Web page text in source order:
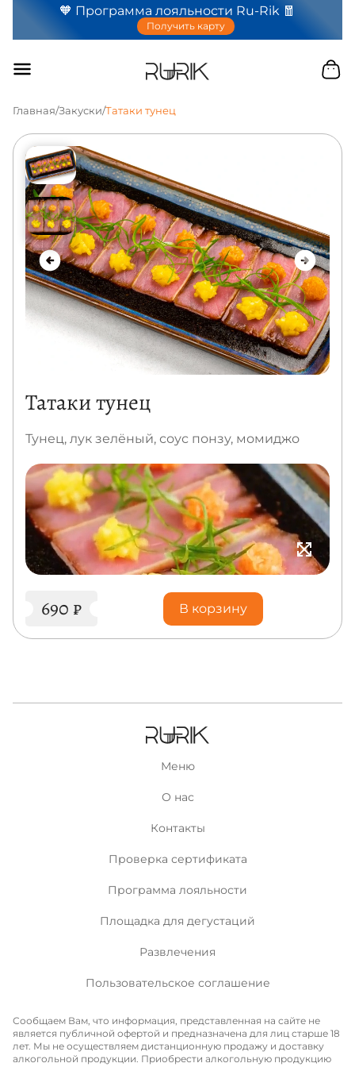
🧡 Программа лояльности Ru-Rik 🧧
Получить карту
Главная/Закуски/Татаки тунец
Татаки тунец
Тунец, лук зелёный, соус понзу, момиджо
690 ₽ В корзину
Меню
О нас
Контакты
Проверка сертификата
Программа лояльности
Площадка для дегустаций
Развлечения
Пользовательское соглашение
Сообщаем Вам, что информация, представленная на сайте не
является публичной офертой и предназначена для лиц старше 18
лет. Мы не осуществляем дистанционную продажу и доставку
алкогольной продукции. Приобрести алкогольную продукцию